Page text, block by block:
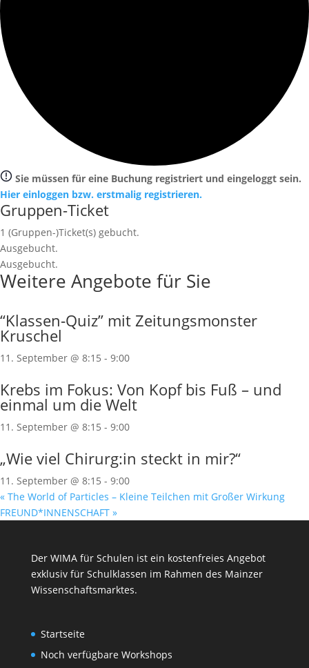
Sie müssen für eine Buchung registriert und eingeloggt sein.
Hier einloggen bzw. erstmalig registrieren.
Gruppen-Ticket
1 (Gruppen-)Ticket(s) gebucht.
Ausgebucht.
Ausgebucht.
Weitere Angebote für Sie
“Klassen‐Quiz” mit Zeitungsmonster
Kruschel
11. September @ 8:15 - 9:00
Krebs im Fokus: Von Kopf bis Fuß – und
einmal um die Welt
11. September @ 8:15 - 9:00
„Wie viel Chirurg:in steckt in mir?“
11. September @ 8:15 - 9:00
« The World of Particles – Kleine Teilchen mit Großer Wirkung
FREUND*INNENSCHAFT »
Der WIMA für Schulen ist ein kostenfreies Angebot
exklusiv für Schulklassen im Rahmen des Mainzer
Wissenschaftsmarktes.
Startseite
Noch verfügbare Workshops